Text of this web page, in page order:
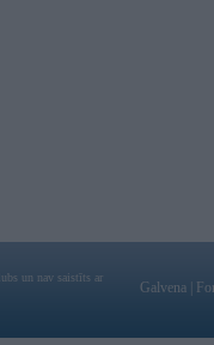
un nav saistīts ar
Galvena